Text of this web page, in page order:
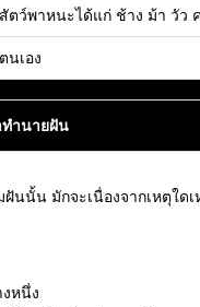
สัตว์พาหนะได้แก่ ช้าง ม้า วัว
ตนเอง
ทำนายฝัน
นั้น มักจะเนื่องจากเหตุใด
งหนึ่ง